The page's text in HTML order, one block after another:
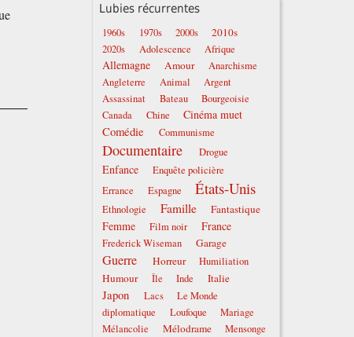
Lubies récurrentes
1960s 1970s 2000s 2010s
2020s Adolescence Afrique
Allemagne Amour
Anarchisme
Angleterre
Animal
Argent
Assassinat
Bateau
Bourgeoisie
Canada
Chine Cinéma muet
Comédie Communisme
Documentaire Drogue
Enfance
Enquête policière
Errance
Espagne États-Unis
Ethnologie Famille Fantastique
Femme Film noir France
Frederick Wiseman Garage
Guerre Horreur Humiliation
Humour Île Inde Italie
Japon Lacs
Le Monde
diplomatique
Loufoque
Mariage
Mélancolie
Mélodrame Mensonge